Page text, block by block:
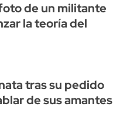
de un militante
la teoría del
tras su pedido
de sus amantes